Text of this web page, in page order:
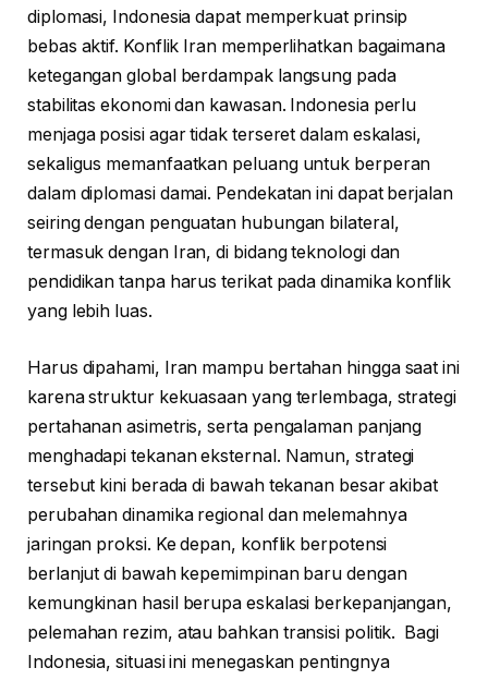
diplomasi, Indonesia dapat memperkuat prinsip
bebas aktif. Konflik Iran memperlihatkan bagaimana
ketegangan global berdampak langsung pada
stabilitas ekonomi dan kawasan. Indonesia perlu
menjaga posisi agar tidak terseret dalam eskalasi,
sekaligus memanfaatkan peluang untuk berperan
dalam diplomasi damai. Pendekatan ini dapat berjalan
seiring dengan penguatan hubungan bilateral,
termasuk dengan Iran, di bidang teknologi dan
pendidikan tanpa harus terikat pada dinamika konflik
yang lebih luas.
Harus dipahami, Iran mampu bertahan hingga saat ini
karena struktur kekuasaan yang terlembaga, strategi
pertahanan asimetris, serta pengalaman panjang
menghadapi tekanan eksternal. Namun, strategi
tersebut kini berada di bawah tekanan besar akibat
perubahan dinamika regional dan melemahnya
jaringan proksi. Ke depan, konflik berpotensi
berlanjut di bawah kepemimpinan baru dengan
kemungkinan hasil berupa eskalasi berkepanjangan,
pelemahan rezim, atau bahkan transisi politik. Bagi
Indonesia, situasi ini menegaskan pentingnya